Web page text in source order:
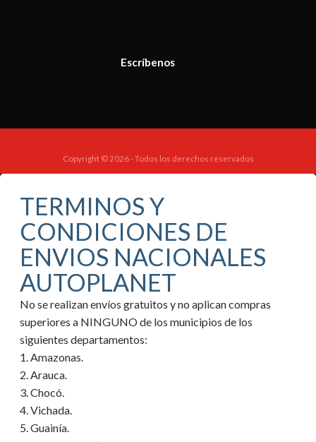
Escríbenos
Copyright © 2026 - Todos los derechos reservados
TERMINOS Y
CONDICIONES DE
ENVIOS NACIONALES
AUTOPLANET
No se realizan envíos gratuitos y no aplican compras
superiores a NINGUNO de los municipios de los
siguientes departamentos:
1. Amazonas.
2. Arauca.
3. Chocó.
4. Vichada.
5. Guainía.